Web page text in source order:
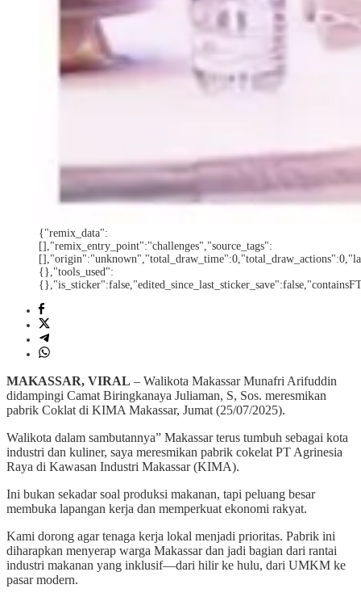
{"remix_data":
[],"remix_entry_point":"challenges","source_tags":
{},"tools_used":
MAKASSAR, VIRAL – Walikota Makassar Munafri Arifuddin
didampingi Camat Biringkanaya Juliaman, S, Sos. meresmikan
pabrik Coklat di KIMA Makassar, Jumat (25/07/2025).
Walikota dalam sambutannya” Makassar terus tumbuh sebagai kota
industri dan kuliner, saya meresmikan pabrik cokelat PT Agrinesia
Raya di Kawasan Industri Makassar (KIMA).
Ini bukan sekadar soal produksi makanan, tapi peluang besar
membuka lapangan kerja dan memperkuat ekonomi rakyat.
Kami dorong agar tenaga kerja lokal menjadi prioritas. Pabrik ini
diharapkan menyerap warga Makassar dan jadi bagian dari rantai
industri makanan yang inklusif—dari hilir ke hulu, dari UMKM ke
pasar modern.